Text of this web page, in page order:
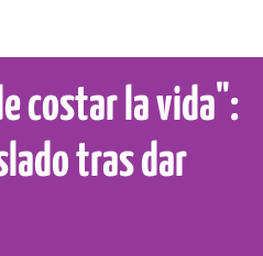
costar la vida":
tras dar